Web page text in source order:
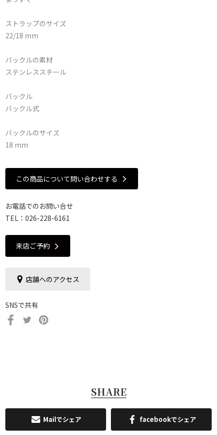
ストラップのサイズ
22/18 mm
バックルの素材
ステンレススチール
バックル
バックル式
バックルのサイズ
18 mm
この商品について問い合わせする
お電話でのお問い合せ
TEL： 026-228-6161
来店ご予約
店舗へのアクセス
SNSで共有
SHARE
Mailでシェア facebookでシェア